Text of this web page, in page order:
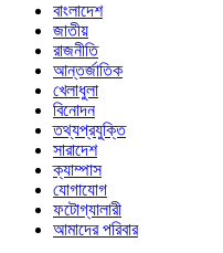
বাংলাদেশ
জাতীয়
রাজনীতি
আন্তর্জাতিক
খেলাধুলা
বিনোদন
তথ্যপ্রযুক্তি
সারাদেশ
ক্যাম্পাস
যোগাযোগ
ফটোগ্যালারী
আমাদের পরিবার